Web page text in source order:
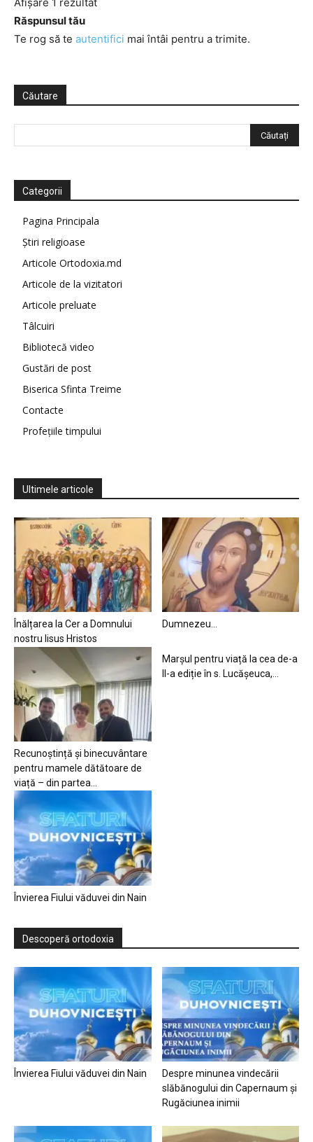
Răspunsul tău
Te rog să te autentifici mai întâi pentru a trimite.
Căutare
Categorii
Pagina Principala
Știri religioase
Articole Ortodoxia.md
Articole de la vizitatori
Articole preluate
Tâlcuiri
Bibliotecă video
Gustări de post
Biserica Sfinta Treime
Contacte
Profețiile timpului
Ultimele articole
Înălțarea la Cer a Domnului
nostru Iisus Hristos
Dumnezeu…
Recunoștință și binecuvântare
pentru mamele dătătoare de
viață – din partea...
Marșul pentru viață la cea de-a
II-a ediție în s. Lucășeuca,...
Învierea Fiului văduvei din Nain
Descoperă ortodoxia
Învierea Fiului văduvei din Nain
Despre minunea vindecării
slăbănogului din Capernaum și
Rugăciunea inimii